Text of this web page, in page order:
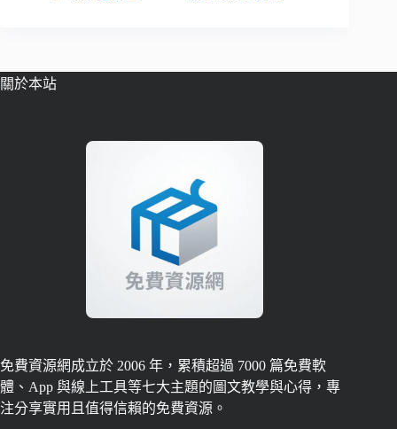
關於本站
免費資源網成立於 2006 年，累積超過 7000 篇免費軟
體、App 與線上工具等七大主題的圖文教學與心得，專
注分享實用且值得信賴的免費資源。